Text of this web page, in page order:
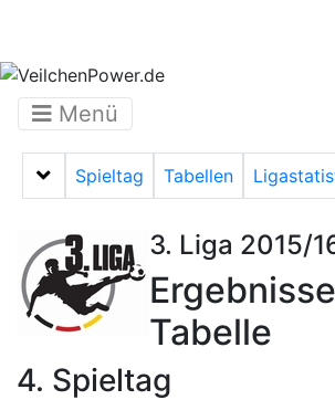
Menü
Menü auf-/zuklappen
Spieltag Tabellen
3. Liga 2015/
Tabelle
4. Spieltag